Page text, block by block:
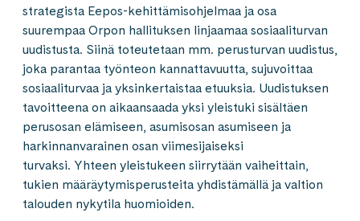
strategista Eepos-kehittämisohjelmaa ja osa
suurempaa Orpon hallituksen linjaamaa sosiaaliturvan
uudistusta. Siinä toteutetaan mm. perusturvan uudistus,
joka parantaa työnteon kannattavuutta, sujuvoittaa
sosiaaliturvaa ja yksinkertaistaa etuuksia. Uudistuksen
tavoitteena on aikaansaada yksi yleistuki sisältäen
perusosan elämiseen, asumisosan asumiseen ja
harkinnanvarainen osan viimesijaiseksi
turvaksi. Yhteen yleistukeen siirrytään vaiheittain,
tukien määräytymisperusteita yhdistämällä ja valtion
talouden nykytila huomioiden.